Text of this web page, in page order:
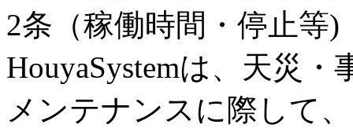
2条（稼働時間・停止等)
HouyaSystemは、天災
メンテナンスに際して